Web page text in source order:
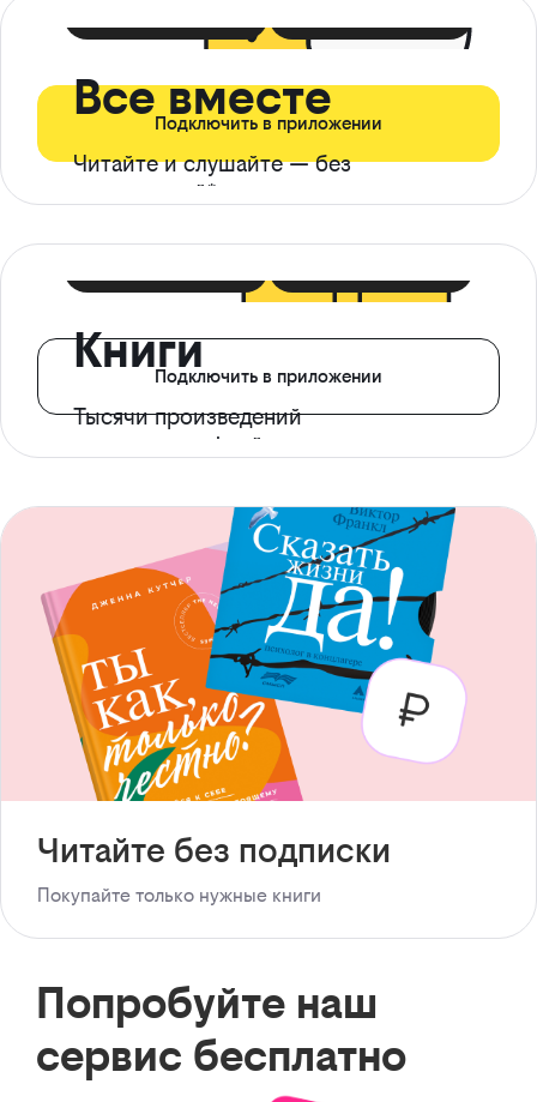
Все вместе
Читайте и слушайте — без
ограничений*
Подключить в приложении
Книги
Тысячи произведений
с доступом офлайн
Подключить в приложении
Читайте без подписки
Покупайте только нужные книги
Попробуйте наш
сервис бесплатно